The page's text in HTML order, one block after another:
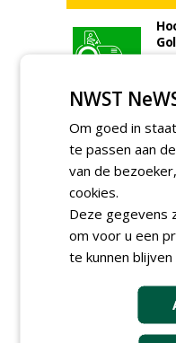
09-
30-
NWST
Om goed in
te passen aan
van de
cookies.
Deze gegevens
om voor u een
te kunnen